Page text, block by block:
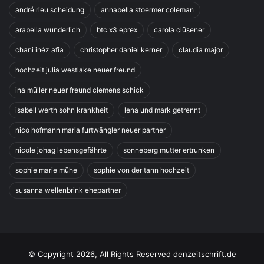
andré rieu scheidung annabella stoermer coleman
arabella wunderlich btc x3 eprex carola clüsener
chani inéz afia christopher daniel kerner claudia major
hochzeit julia westlake neuer freund
ina müller neuer freund clemens schick
isabell werth sohn krankheit lena und mark getrennt
nico hofmann maria furtwängler neuer partner
nicole johag lebensgefährte sonneberg mutter ertrunken
sophie marie mühe sophie von der tann hochzeit
susanna wellenbrink ehepartner
© Copyright 2026, All Rights Reserved denzeitschrift.de